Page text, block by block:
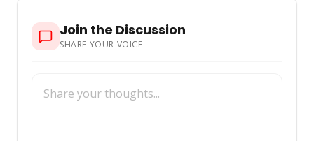
Join the Discussion
SHARE YOUR VOICE